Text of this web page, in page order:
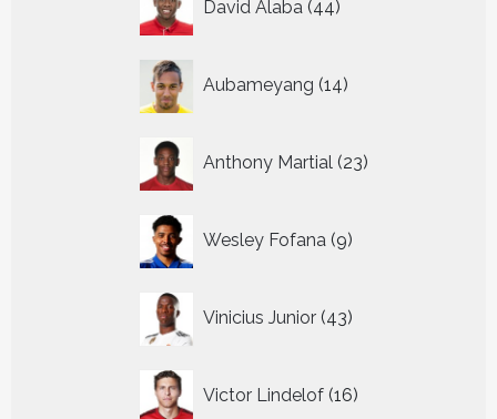
David Alaba 44
producten
Aubameyang 14
producten
Anthony Martial 23
producten
Wesley Fofana 9
producten
Vinicius Junior 43
producten
Victor Lindelof 16
producten